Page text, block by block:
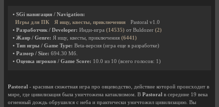
• SGi навигация / Navigation:
Игры для ПК
Я ищу, квесты, приключения
Pastoral v1.0
• Разработчик / Developer: Инди-игра (14535) от Buldozer (2)
• Жанр / Genre: Я ищу, квесты, приключения (6441)
• Тип игры / Game Type: Beta-версия (игра еще в разработке)
• Размер / Size: 694.30 Мб.
• Оценка игроков / Game Score: 10.0 из 10 (всего голосов: 1 )
Pastoral - красивая сюжетная игра про овцеводство, действие которой происходит в
мире, где цивилизация была уничтожена катаклизмом. В Pastoral в середине 19 века
огненный дождь обрушился с неба и практически уничтожил цивилизацию. Вы